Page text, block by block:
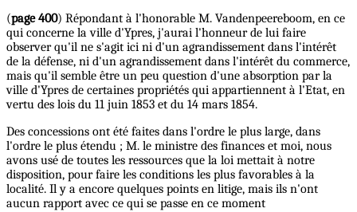
(page 400) Répondant à l'honorable M. Vandenpeereboom, en ce
qui concerne la ville d'Ypres, j'aurai l'honneur de lui faire
observer qu'il ne s'agit ici ni d'un agrandissement dans l'intérêt
de la défense, ni d'un agrandissement dans l'intérêt du commerce,
mais qu'il semble être un peu question d'une absorption par la
ville d'Ypres de certaines propriétés qui appartiennent à l'Etat, en
vertu des lois du 11 juin 1853 et du 14 mars 1854.
Des concessions ont été faites dans l'ordre le plus large, dans
l'ordre le plus étendu ; M. le ministre des finances et moi, nous
avons usé de toutes les ressources que la loi mettait à notre
disposition, pour faire les conditions les plus favorables à la
localité. Il y a encore quelques points en litige, mais ils n'ont
aucun rapport avec ce qui se passe en ce moment